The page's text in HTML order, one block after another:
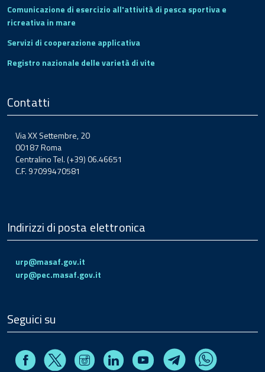
Comunicazione di esercizio all'attività di pesca sportiva e
ricreativa in mare
Servizi di cooperazione applicativa
Registro nazionale delle varietà di vite
Contatti
Via XX Settembre, 20
00187 Roma
Centralino Tel. (+39) 06.46651
C.F. 97099470581
Indirizzi di posta elettronica
urp@masaf.gov.it
urp@pec.masaf.gov.it
Seguici su
FacebookX InstagramLinkedin Youtube TelegramWhatsapp